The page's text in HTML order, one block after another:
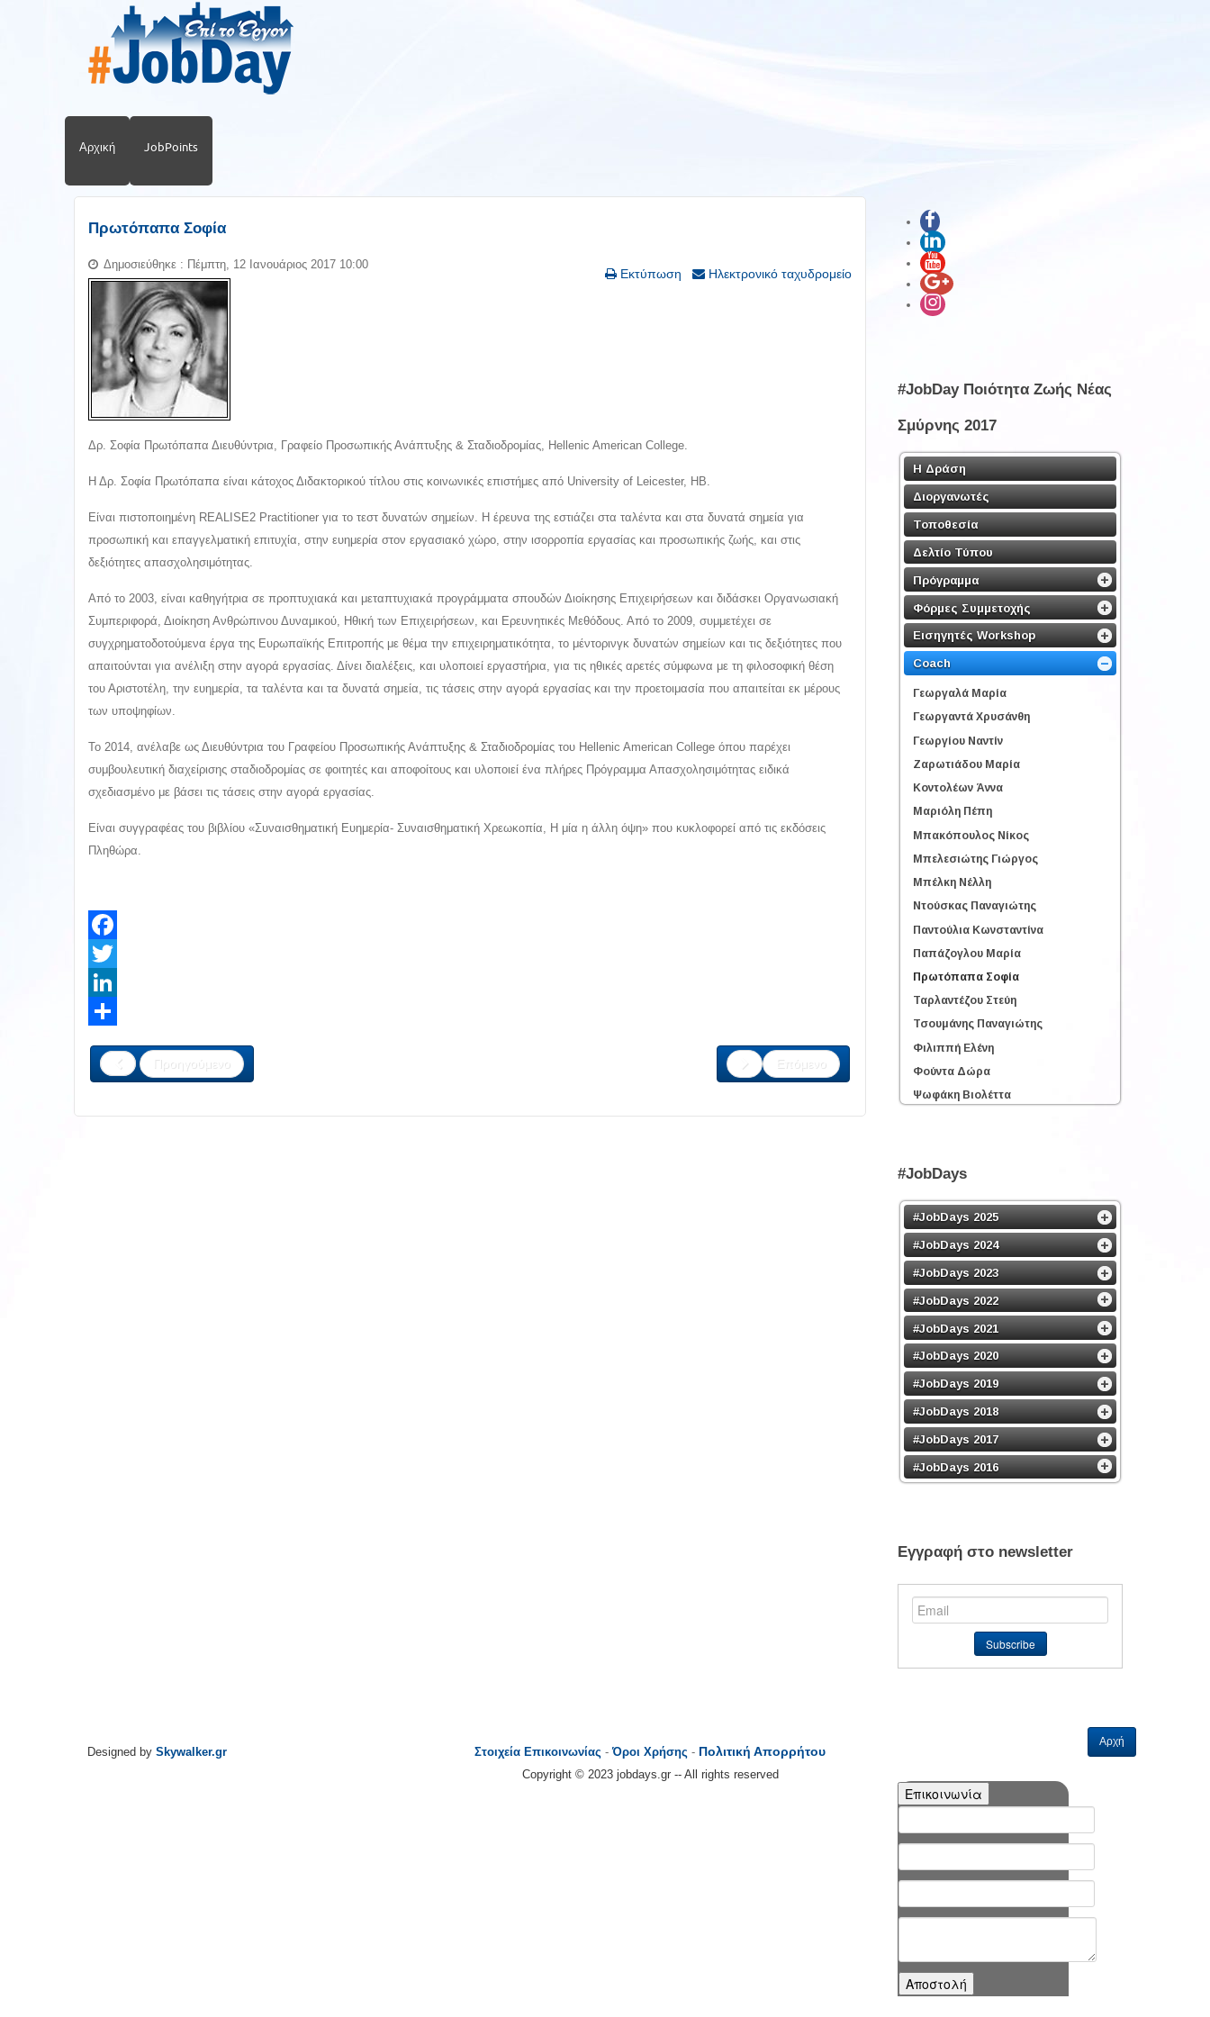
Αρχική JobPoints
Πρωτόπαπα Σοφία
Εκτύπωση Ηλεκτρονικό ταχυδρομείο
Δημοσιεύθηκε : Πέμπτη, 12 Ιανουάριος 2017 10:00
Δρ. Σοφία Πρωτόπαπα Διευθύντρια, Γραφείο Προσωπικής Ανάπτυξης & Σταδιοδρομίας, Hellenic American College.
Η Δρ. Σοφία Πρωτόπαπα είναι κάτοχος Διδακτορικού τίτλου στις κοινωνικές επιστήμες από University of Leicester, ΗΒ.
Είναι πιστοποιημένη REALISE2 Practitioner για το τεστ δυνατών σημείων. Η έρευνα της εστιάζει στα ταλέντα και στα δυνατά σημεία για
προσωπική και επαγγελματική επιτυχία, στην ευημερία στον εργασιακό χώρο, στην ισορροπία εργασίας και προσωπικής ζωής, και στις
δεξιότητες απασχολησιμότητας.
Από το 2003, είναι καθηγήτρια σε προπτυχιακά και μεταπτυχιακά προγράμματα σπουδών Διοίκησης Επιχειρήσεων και διδάσκει Οργανωσιακή
Συμπεριφορά, Διοίκηση Ανθρώπινου Δυναμικού, Ηθική των Επιχειρήσεων, και Ερευνητικές Μεθόδους. Από το 2009, συμμετέχει σε
συγχρηματοδοτούμενα έργα της Ευρωπαϊκής Επιτροπής με θέμα την επιχειρηματικότητα, το μέντορινγκ δυνατών σημείων και τις δεξιότητες που
απαιτούνται για ανέλιξη στην αγορά εργασίας. Δίνει διαλέξεις, και υλοποιεί εργαστήρια, για τις ηθικές αρετές σύμφωνα με τη φιλοσοφική θέση
του Αριστοτέλη, την ευημερία, τα ταλέντα και τα δυνατά σημεία, τις τάσεις στην αγορά εργασίας και την προετοιμασία που απαιτείται εκ μέρους
των υποψηφίων.
Το 2014, ανέλαβε ως Διευθύντρια του Γραφείου Προσωπικής Ανάπτυξης & Σταδιοδρομίας του Hellenic American College όπου παρέχει
συμβουλευτική διαχείρισης σταδιοδρομίας σε φοιτητές και αποφοίτους και υλοποιεί ένα πλήρες Πρόγραμμα Απασχολησιμότητας ειδικά
σχεδιασμένο με βάσει τις τάσεις στην αγορά εργασίας.
Είναι συγγραφέας του βιβλίου «Συναισθηματική Ευημερία- Συναισθηματική Χρεωκοπία, Η μία η άλλη όψη» που κυκλοφορεί από τις εκδόσεις
Πληθώρα.
Facebook
Twitter
LinkedIn
Προηγούμενο
Επόμενο
#JobDay Ποιότητα Ζωής Νέας
Σμύρνης 2017
Η Δράση
Διοργανωτές
Τοποθεσία
Δελτίο Τύπου
Πρόγραμμα
Φόρμες Συμμετοχής
Εισηγητές Workshop
Coach
Γεωργαλά Μαρία
Γεωργαντά Χρυσάνθη
Γεωργίου Ναντίν
Ζαρωτιάδου Μαρία
Κοντολέων Άννα
Μαριόλη Πέπη
Μπακόπουλος Νίκος
Μπελεσιώτης Γιώργος
Μπέλκη Νέλλη
Ντούσκας Παναγιώτης
Παντούλια Κωνσταντίνα
Παπάζογλου Μαρία
Πρωτόπαπα Σοφία
Ταρλαντέζου Στεύη
Τσουμάνης Παναγιώτης
Φιλιππή Ελένη
Φούντα Δώρα
Ψωφάκη Βιολέττα
#JobDays
#JobDays 2025
#JobDays 2024
#JobDays 2023
#JobDays 2022
#JobDays 2021
#JobDays 2020
#JobDays 2019
#JobDays 2018
#JobDays 2017
#JobDays 2016
Εγγραφή στο newsletter
Designed by Skywalker.gr Στοιχεία Επικοινωνίας -Όροι Χρήσης - Πολιτική Απορρήτου
Copyright © 2023 jobdays.gr -- All rights reserved
Αρχή